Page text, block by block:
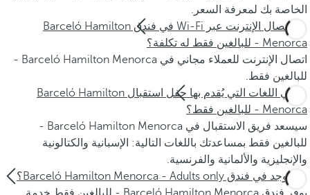
الخاصة بك لمعرفة السعر.
هل اتصال الإنترنت عبر Wi-Fi في فندق Barceló Hamilton
Menorca - للبالغين فقط له تكلفة؟
اتصال الإنترنت للعملاء مجاني في Barceló Hamilton Menorca -
للبالغين فقط.
ما هي اللغات التي يُقدم بها حفل استقبال Barceló Hamilton
Menorca - للبالغين فقط؟
سيسعد فريق الاستقبال في Barceló Hamilton Menorca -
للبالغين فقط بمساعدتك باللغات التالية: الإسبانية والكتالونية
والإنجليزية والألمانية والفرنسية.
هل يوجد في فندق Barceló Hamilton Menorca - Adults only؟